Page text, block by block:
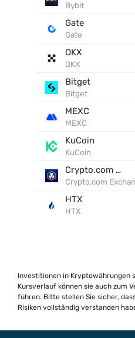
Bybit
Gate
Gate
OKX
OKX
Bitget
Bitget
MEXC
MEXC
KuCoin
KuCoin
Crypto.com Exchange
Crypto.com
HTX
HTX
Investitionen in Kryptowährungen
Kursverlauf können sie auch zum
führen. Bitte stellen Sie sicher,
Risiken vollständig verstanden